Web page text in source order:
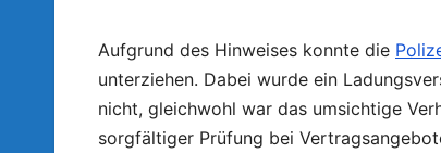
Aufgrund des Hinweises konnte die
unterziehen. Dabei wurde ein
nicht, gleichwohl war das umsichtige
sorgfältiger Prüfung bei